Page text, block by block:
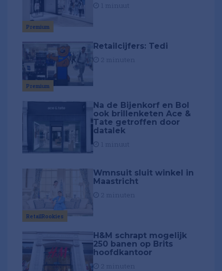
Premium
Premium
Retailcijfers: Tedi
Na de Bijenkorf en Bol
ook brillenketen Ace &
Tate getroffen door
datalek
RetailRookies
Wmnsuit sluit winkel in
Maastricht
H&M schrapt mogelijk
250 banen op Brits
hoofdkantoor